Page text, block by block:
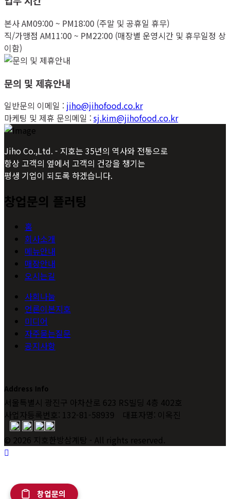
본사 AM09:00 ~ PM18:00 (주말 및 공휴일 휴무)
직/가맹점 AM11:00 ~ PM22:00 (매장별 운영시간 및 휴무일정 상
이함)
문의 및 제휴안내
일반문의 이메일 : jiho@jihofood.co.kr
마케팅 및 제휴 문의메일 :sj.kim@jihofood.co.kr
Jiho Co.,Ltd. - 지호는 35년의 역사와 전통으로
항상 고객의 옆에서 고객의 건강을 챙기는
평생 기업이 되도록 하겠습니다.
창업문의 플러팅
홈
회사소개
메뉴안내
매장안내
오시는길
사회나눔
언론이본지호
미디어
자주묻는질문
공지사항
Address Info
서울특별시 광진구 아차산로 623 RS빌딩 4층 402호
사업자등록번호: 132-81-58939 대표자명: 이옥진
© 2026 지호한방삼계탕 - All rights reserved.
창업문의